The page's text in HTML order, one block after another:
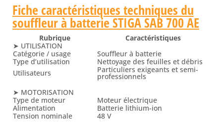
Fiche caractéristiques techniques du
souffleur à batterie STIGA SAB 700 AE
Rubrique
Caractéristiques
➤ UTILISATION
Catégorie / usage
Souffleur à batterie
Type d’utilisation
Nettoyage des feuilles et débris
Utilisateurs
Particuliers exigeants et semi-
professionnels
➤ MOTORISATION
Type de moteur
Moteur électrique
Alimentation
Batterie lithium-ion
Tension nominale
48 V